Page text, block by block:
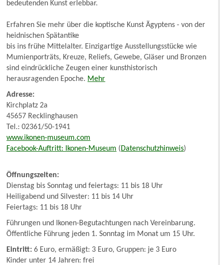
bedeutenden Kunst erlebbar.
Erfahren Sie mehr über die koptische Kunst Ägyptens - von der
heidnischen Spätantike
bis ins frühe Mittelalter. Einzigartige Ausstellungsstücke wie
Mumienporträts, Kreuze, Reliefs, Gewebe, Gläser und Bronzen
sind eindrückliche Zeugen einer kunsthistorisch
herausragenden Epoche. Mehr
Adresse:
Kirchplatz 2a
45657 Recklinghausen
Tel.: 02361/50-1941
www.ikonen-museum.com
Facebook-Auftritt: Ikonen-Museum (Datenschutzhinweis)
Öffnungszeiten:
Dienstag bis Sonntag und feiertags: 11 bis 18 Uhr
Heiligabend und Silvester: 11 bis 14 Uhr
Feiertags: 11 bis 18 Uhr
Führungen und Ikonen-Begutachtungen nach Vereinbarung.
Öffentliche Führung jeden 1. Sonntag im Monat um 15 Uhr.
Eintritt: 6 Euro, ermäßigt: 3 Euro, Gruppen: je 3 Euro
Kinder unter 14 Jahren: frei